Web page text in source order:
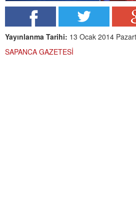
Yayınlanma Tarihi: 13 Ocak 2014
SAPANCA GAZETESİ